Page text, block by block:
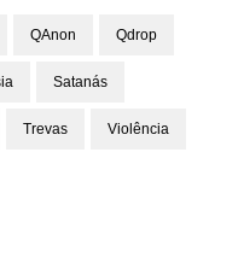
QAnon Qdrop
Satanás
Trevas Violência